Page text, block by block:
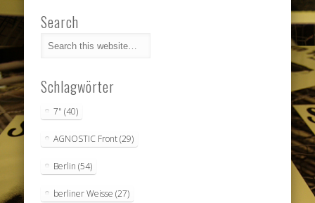
Search
Schlagwörter
7" (40)
AGNOSTIC Front(29)
Berlin (54)
berliner Weisse (27)